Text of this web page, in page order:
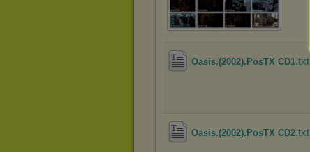
Oasis.(2002).PosTX CD1.txt
Oasis.(2002).PosTX CD2.txt